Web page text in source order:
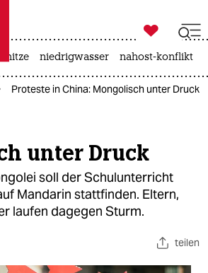
taz zahl ich
zahl ich

taz zahl ich
hitze niedrigwasser nahost-konflikt
Proteste in China: Mongolisch unter Druck
unter Druck
soll der Schulunterricht
Mandarin stattfinden. Eltern,
laufen dagegen Sturm.
teilen